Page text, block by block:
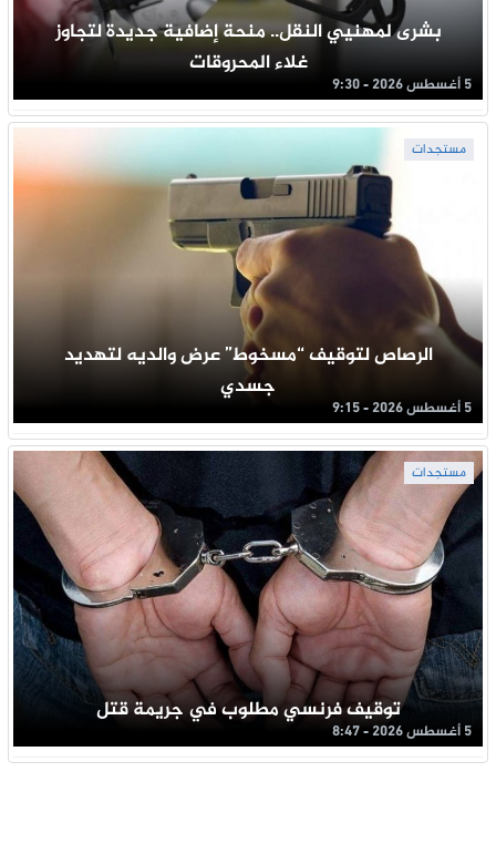
بشرى لمهنيي النقل.. منحة إضافية جديدة لتجاوز
غلاء المحروقات
5 أغسطس 2026 - 9:30
مستجدات
الرصاص لتوقيف “مسخوط” عرض والديه لتهديد
جسدي
5 أغسطس 2026 - 9:15
مستجدات
توقيف فرنسي مطلوب في جريمة قتل
5 أغسطس 2026 - 8:47